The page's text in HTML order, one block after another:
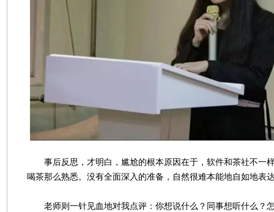
事后反思，才明白，尴尬的根本原因在于，软件和茶社不一
喝茶那么熟悉。没有全面深入的准备，自然很难本能地自如地表
老师则一针见血地对我点评：你想说什么？同事想听什么？